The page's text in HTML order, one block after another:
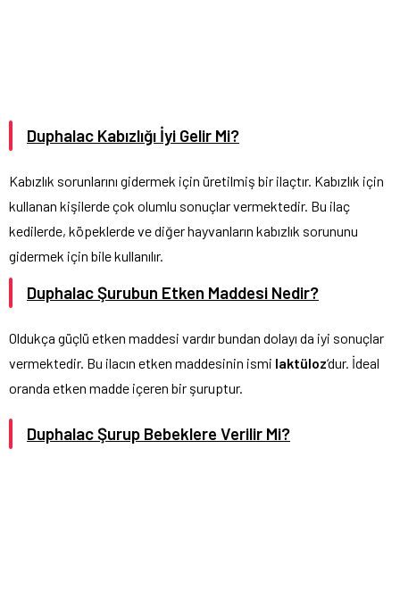
Duphalac Kabızlığı İyi Gelir Mi?
Kabızlık sorunlarını gidermek için üretilmiş bir ilaçtır. Kabızlık için
kullanan kişilerde çok olumlu sonuçlar vermektedir. Bu ilaç
kedilerde, köpeklerde ve diğer hayvanların kabızlık sorununu
gidermek için bile kullanılır.
Duphalac Şurubun Etken Maddesi Nedir?
Oldukça güçlü etken maddesi vardır bundan dolayı da iyi sonuçlar
vermektedir. Bu ilacın etken maddesinin ismi laktüloz‘dur. İdeal
oranda etken madde içeren bir şuruptur.
Duphalac Şurup Bebeklere Verilir Mi?